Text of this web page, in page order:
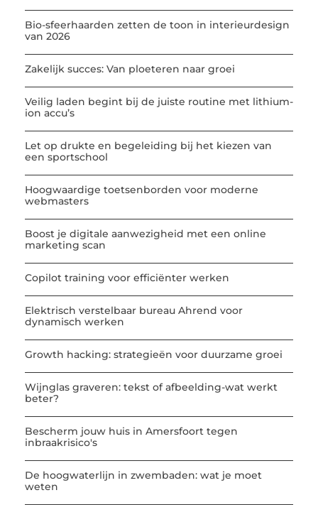
Bio-sfeerhaarden zetten de toon in interieurdesign
van 2026
Zakelijk succes: Van ploeteren naar groei
Veilig laden begint bij de juiste routine met lithium-
ion accu’s
Let op drukte en begeleiding bij het kiezen van
een sportschool
Hoogwaardige toetsenborden voor moderne
webmasters
Boost je digitale aanwezigheid met een online
marketing scan
Copilot training voor efficiënter werken
Elektrisch verstelbaar bureau Ahrend voor
dynamisch werken
Growth hacking: strategieën voor duurzame groei
Wijnglas graveren: tekst of afbeelding-wat werkt
beter?
Bescherm jouw huis in Amersfoort tegen
inbraakrisico's
De hoogwaterlijn in zwembaden: wat je moet
weten